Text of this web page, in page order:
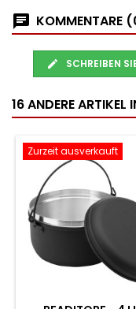
KOMMENTARE
SCHREIBEN
16 ANDERE ARTIKEL
Zurzeit ausverkauft